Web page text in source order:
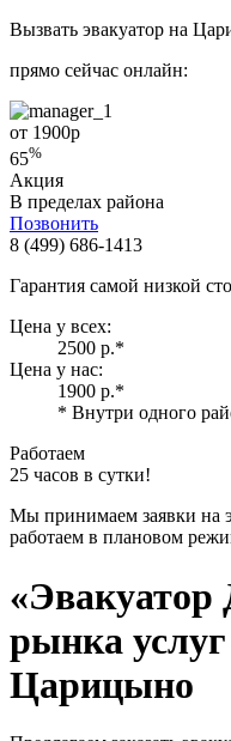
Вызвать эвакуатор на
прямо сейчас онлайн:
от 1900р
65%
Акция
В пределах района
Позвонить
8 (499) 686-1413
Гарантия самой низкой
Цена у всех:
2500 р.*
Цена у нас:
1900 р.*
* Внутри одного
Работаем
25 часов в сутки!
Мы принимаем заявки на
работаем в плановом
«Эвакуатор
рынка
Царицыно